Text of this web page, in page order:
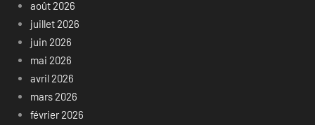
août 2026
juillet 2026
juin 2026
mai 2026
avril 2026
mars 2026
février 2026